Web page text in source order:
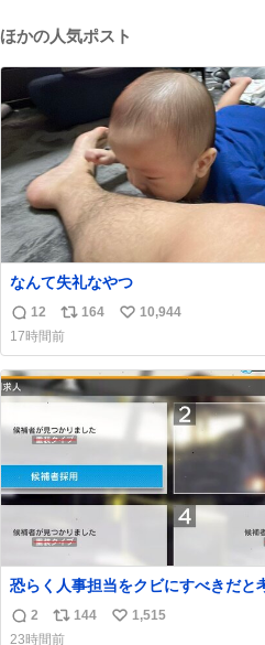
ほかの人気ポスト
なんて失礼なやつ
返
信
数
12
リ
ポ
ス
ト
164
い
ね
数
10,944
17時間前
恐らく人事担当をクビにすべきだと
るが‥‥‥
返
2
リ
144
い
1,515
23時間前